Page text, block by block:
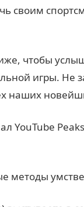
своим
чтобы
игры. Не
наших
YouTube
методы